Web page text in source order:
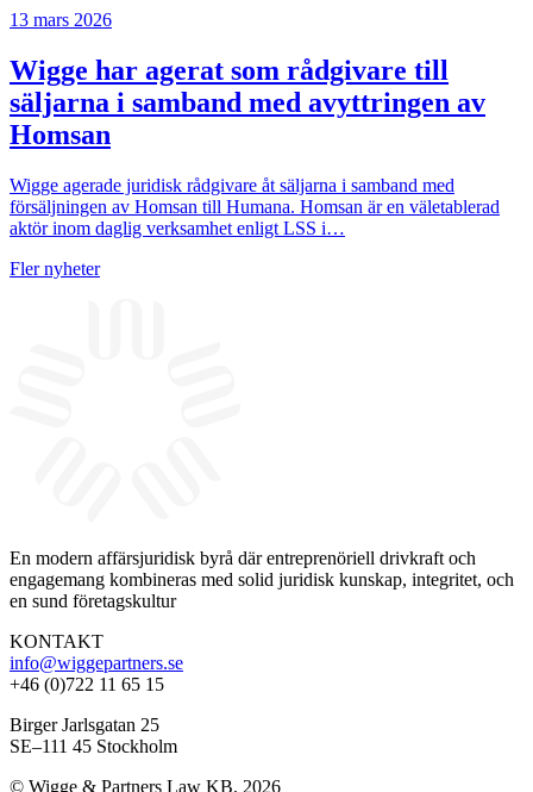
13 mars 2026
Wigge har agerat som rådgivare till
säljarna i samband med avyttringen av
Homsan
Wigge agerade juridisk rådgivare åt säljarna i samband med
försäljningen av Homsan till Humana. Homsan är en väletablerad
aktör inom daglig verksamhet enligt LSS i…
Fler nyheter
En modern affärsjuridisk byrå där entreprenöriell drivkraft och
engagemang kombineras med solid juridisk kunskap, integritet, och
en sund företagskultur
KONTAKT
info@wiggepartners.se
+46 (0)722 11 65 15
Birger Jarlsgatan 25
SE–111 45 Stockholm
© Wigge & Partners Law KB, 2026